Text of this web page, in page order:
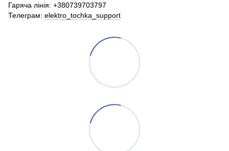
Гаряча лінія: +380739703797
Телеграм: elektro_tochka_support